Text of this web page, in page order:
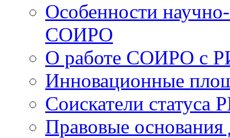
Особенности
СОИРО
О работе СОИРО с
Инновационные
Соискатели статуса
Правовые